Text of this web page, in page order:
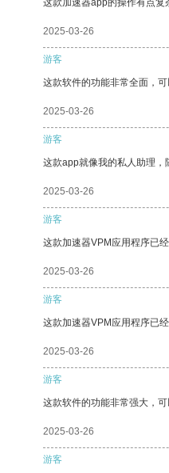
这款加速器app的操作有点复
2025-03-26
游客
这款软件的功能非常全面，可
2025-03-26
游客
这款app就像我的私人助理，
2025-03-26
游客
这款加速器VPM应用程序已
2025-03-26
游客
这款加速器VPM应用程序已
2025-03-26
游客
这款软件的功能非常强大，可
2025-03-26
游客